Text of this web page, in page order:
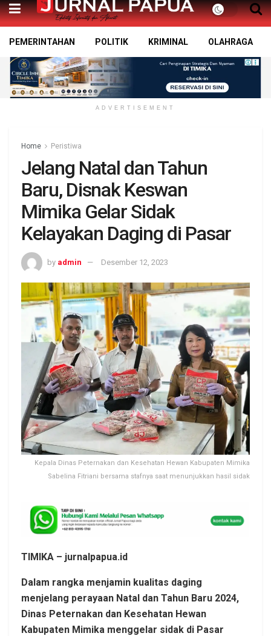
PEMERINTAHAN POLITIK KRIMINAL OLAHRAGA
ADVERTISEMENT
Home Peristiwa
Jelang Natal dan Tahun
Baru, Disnak Keswan
Mimika Gelar Sidak
Kelayakan Daging di Pasar
by admin Desember 12, 2023
Kepala Dinas Peternakan dan Kesehatan Hewan Kabupaten Mimika
Sabelina Fitriani bersama stafnya saat menunjukkan hasil sidak
TIMIKA – jurnalpapua.id
Dalam rangka menjamin kualitas daging
menjelang perayaan Natal dan Tahun Baru 2024,
Dinas Peternakan dan Kesehatan Hewan
Kabupaten Mimika menggelar sidak di Pasar